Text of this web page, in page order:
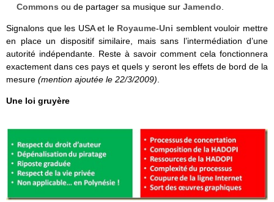
Commons ou de partager sa musique sur Jamendo
Signalons que les USA et le Royaume-Uni semblent vouloir mettre
en place un dispositif similaire, mais sans l’intermédiation d’une
autorité indépendante. Reste à savoir comment cela fonctionnera
exactement dans ces pays et quels y seront les effets de bord de la
mesure (mention ajoutée le 22/3/2009).
Une loi gruyère